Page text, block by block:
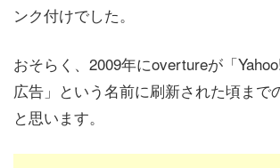
ンク付けでした。
おそらく、2009年にovertureが「
広告」という名前に刷新された頃まで
と思います。